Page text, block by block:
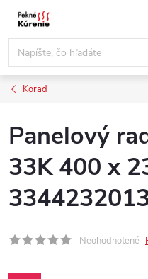
Prejsť
obsah
Korad
Panelový
33K 400 x
Neohodnotené